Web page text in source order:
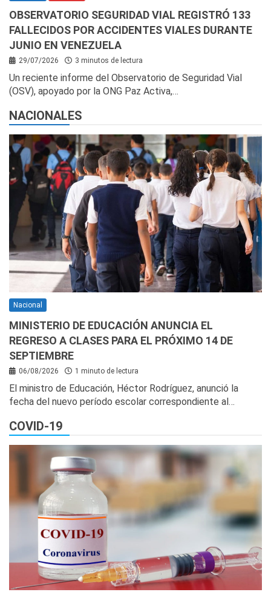
OBSERVATORIO SEGURIDAD VIAL REGISTRÓ 133
FALLECIDOS POR ACCIDENTES VIALES DURANTE
JUNIO EN VENEZUELA
29/07/2026 3 minutos de lectura
Un reciente informe del Observatorio de Seguridad Vial
(OSV), apoyado por la ONG Paz Activa,…
NACIONALES
Nacional
MINISTERIO DE EDUCACIÓN ANUNCIA EL
REGRESO A CLASES PARA EL PRÓXIMO 14 DE
SEPTIEMBRE
06/08/2026 1 minuto de lectura
El ministro de Educación, Héctor Rodríguez, anunció la
fecha del nuevo período escolar correspondiente al…
COVID-19